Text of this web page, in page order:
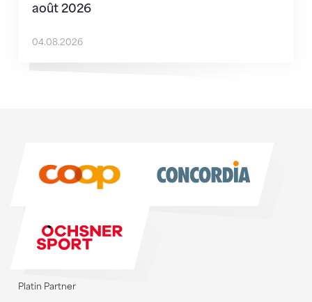
août 2026
04.08.2026
Platin Partner